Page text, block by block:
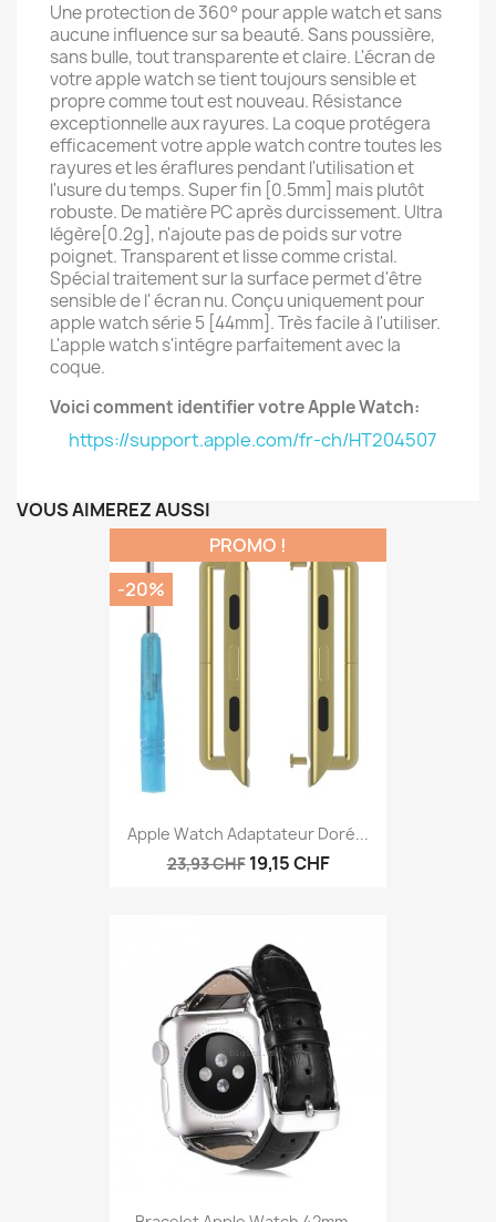
Une protection de 360° pour apple watch et sans
aucune influence sur sa beauté. Sans poussière,
sans bulle, tout transparente et claire. L'écran de
votre apple watch se tient toujours sensible et
propre comme tout est nouveau. Résistance
exceptionnelle aux rayures. La coque protégera
efficacement votre apple watch contre toutes les
rayures et les éraflures pendant l'utilisation et
l'usure du temps. Super fin [0.5mm] mais plutôt
robuste. De matière PC après durcissement. Ultra
légère[0.2g], n'ajoute pas de poids sur votre
poignet. Transparent et lisse comme cristal.
Spécial traitement sur la surface permet d'être
sensible de l' écran nu. Conçu uniquement pour
apple watch série 5 [44mm]. Très facile à l'utiliser.
L'apple watch s'intégre parfaitement avec la
coque.
Voici comment identifier votre Apple Watch:
https://support.apple.com/fr-ch/HT204507
VOUS AIMEREZ AUSSI
Apple Watch Adaptateur Doré...
23,93 CHF 19,15 CHF
PROMO !
-20%